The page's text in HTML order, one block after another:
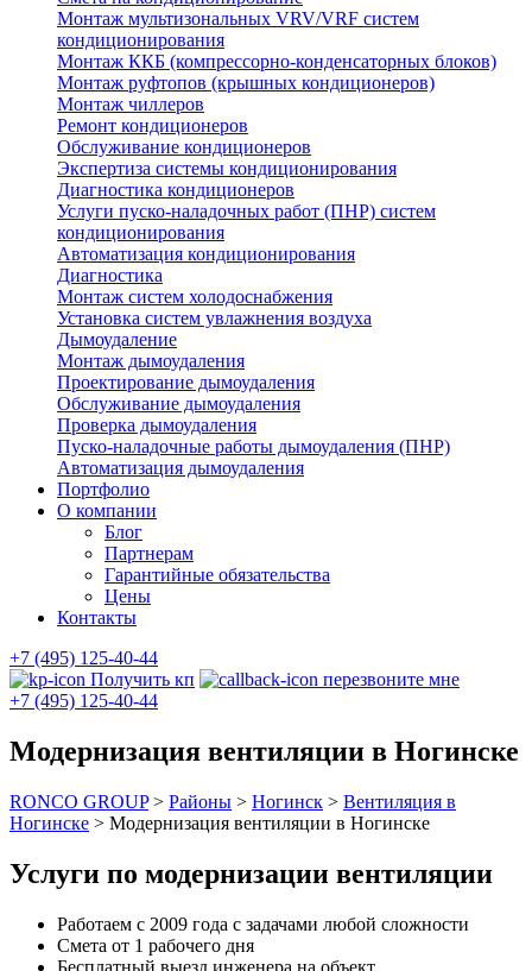
Монтаж мультизональных VRV/VRF систем
кондиционирования
Монтаж ККБ (компрессорно-конденсаторных блоков)
Монтаж руфтопов (крышных кондиционеров)
Монтаж чиллеров
Ремонт кондиционеров
Обслуживание кондиционеров
Экспертиза системы кондиционирования
Диагностика кондиционеров
Услуги пуско-наладочных работ (ПНР) систем
кондиционирования
Автоматизация кондиционирования
Диагностика
Монтаж систем холодоснабжения
Установка систем увлажнения воздуха
Дымоудаление
Монтаж дымоудаления
Проектирование дымоудаления
Обслуживание дымоудаления
Проверка дымоудаления
Пуско-наладочные работы дымоудаления (ПНР)
Автоматизация дымоудаления
Портфолио
О компании
Блог
Партнерам
Гарантийные обязательства
Цены
Контакты
+7 (495) 125-40-44
Получить кп
перезвоните мне
+7 (495) 125-40-44
Модернизация вентиляции в Ногинске
RONCO GROUP> Районы > Ногинск > Вентиляция в
Ногинске > Модернизация вентиляции в Ногинске
Услуги по модернизации вентиляции
Работаем с 2009 года с задачами любой сложности
Смета от 1 рабочего дня
Бесплатный выезд инженера на объект